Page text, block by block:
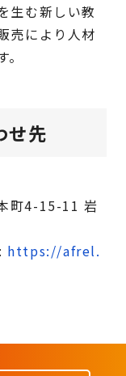
生む新しい教
売により人材
せ先
町4-15-11 岩
https://afrel.